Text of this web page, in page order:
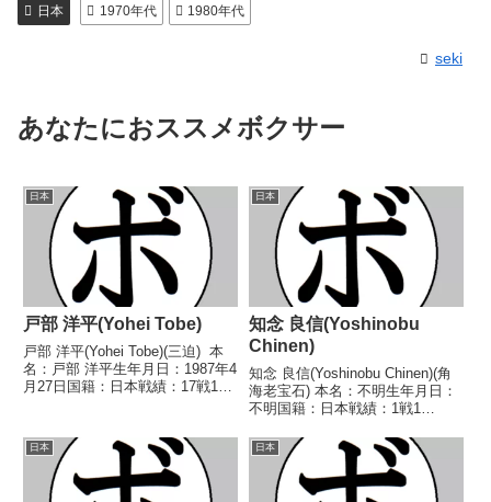
日本 1970年代 1980年代
seki
あなたにおススメボクサー
日本
戸部 洋平(Yohei Tobe)
戸部 洋平(Yohei Tobe)(三迫) 本
名：戸部 洋平生年月日：1987年4
月27日国籍：日本戦績：17戦13
タム級優勝(アマチュア)2010年度
国体成年の部バンタ...
日本
知念 良信(Yoshinobu
Chinen)
知念 良信(Yoshinobu Chinen)(角
海老宝石) 本名：不明生年月日：
不明国籍：日本戦績：1戦1
歴】1990/03/19 ●1RKO 高橋
健一(花形) 【補足情報】・のちに
B級トーナメントスーパー...
日本 日本